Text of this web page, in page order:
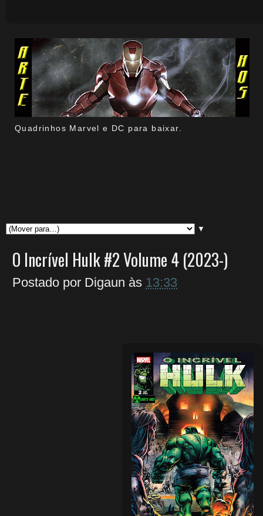
Quadrinhos Marvel e DC para baixar.
▼
O Incrível Hulk #2 Volume 4 (2023-)
Postado por Digaun às 13:33